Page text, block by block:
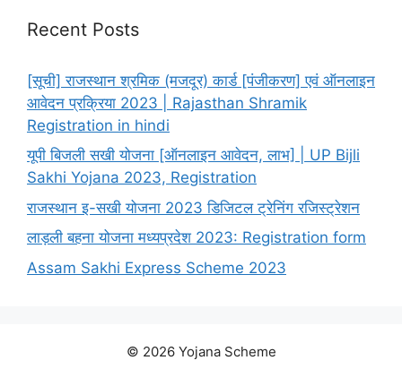
Recent Posts
[सूची] राजस्थान श्रमिक (मजदूर) कार्ड [पंजीकरण] एवं ऑनलाइन
आवेदन प्रक्रिया 2023 | Rajasthan Shramik
Registration in hindi
यूपी बिजली सखी योजना [ऑनलाइन आवेदन, लाभ] | UP Bijli
Sakhi Yojana 2023, Registration
राजस्थान इ-सखी योजना 2023 डिजिटल ट्रेनिंग रजिस्ट्रेशन
लाड़ली बहना योजना मध्यप्रदेश 2023: Registration form
Assam Sakhi Express Scheme 2023
© 2026 Yojana Scheme